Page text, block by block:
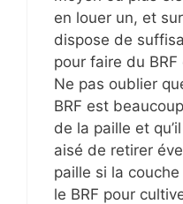
en louer un, et
dispose de
pour faire du
Ne pas oublier
BRF est
de la paille et
aisé de retirer
paille si la
le BRF pour